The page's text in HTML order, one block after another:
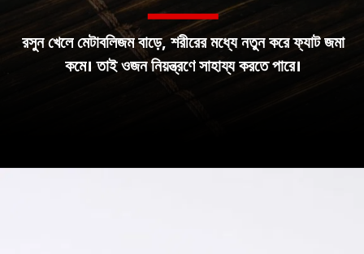
রসুন খেলে মেটাবলিজম বাড়ে, শরীরের মধ্যে নতুন করে ফ্যাট জমা